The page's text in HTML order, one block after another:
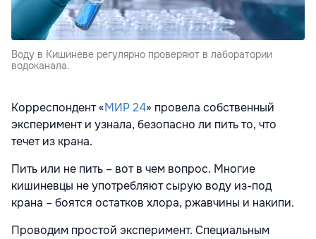
Воду в Кишиневе регулярно проверяют в лаборатории
водоканала.
Корреспондент «МИР 24» провела собственный
эксперимент и узнала, безопасно ли пить то, что
течет из крана.
Пить или не пить – вот в чем вопрос. Многие
кишиневцы не употребляют сырую воду из-под
крана – боятся остатков хлора, ржавчины и накипи.
Проводим простой эксперимент. Специальным